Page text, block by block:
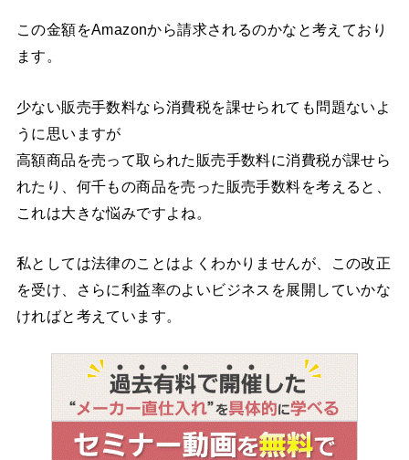
この金額をAmazonから請求されるのかなと考えており
ます。
少ない販売手数料なら消費税を課せられても問題ないよ
うに思いますが
高額商品を売って取られた販売手数料に消費税が課せら
れたり、何千もの商品を売った販売手数料を考えると、
これは大きな悩みですよね。
私としては法律のことはよくわかりませんが、この改正
を受け、さらに利益率のよいビジネスを展開していかな
ければと考えています。